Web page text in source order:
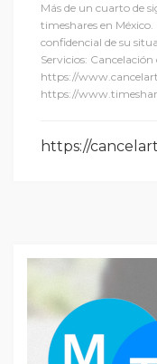
Más de un cuarto de
timeshares en
confidencial de su
Servicios:
https://
https://
https://